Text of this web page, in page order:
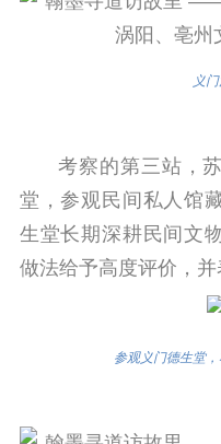
义
考察的第三站，苏
堂，参观民间私人馆
生堂长期深耕民间文
做法给予高度评价，并
参观义门德生堂